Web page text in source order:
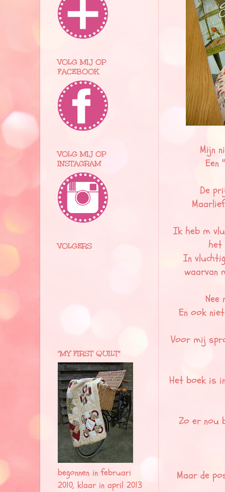
Mijn
Een
De
Ik heb m
het
In
waarvan
Nee
En ook
Voor mij
Het boek is
Zo er nou
Maar de
VOLG MIJ OP
FACEBOOK
VOLG MIJ OP
INSTAGRAM
VOLGERS
"MY FIRST QUILT"
begonnen in februari
2010, klaar in april 2013